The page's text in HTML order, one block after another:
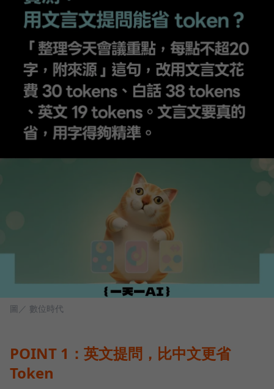
圖／ 數位時代
POINT 1：英文提問，比中文更省
Token